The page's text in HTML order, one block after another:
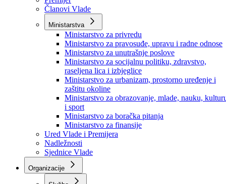
Vlada
Vlada BPK Goražde
Premijer
Članovi Vlade
Ministarstva
Ministarstvo za privredu
Ministarstvo za pravosuđe, upravu i radne odnose
Ministarstvo za unutrašnje poslove
Ministarstvo za socijalnu politiku, zdravstvo,
raseljena lica i izbjeglice
Ministarstvo za urbanizam, prostorno uređenje i
zaštitu okoline
Ministarstvo za obrazovanje, mlade, nauku,
i sport
Ministarstvo za boračka pitanja
Ministarstvo za finansije
Ured Vlade i Premijera
Nadležnosti
Sjednice Vlade